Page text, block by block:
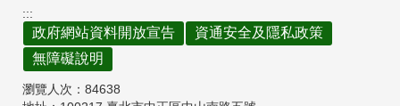
:::
政府網站資料開放宣告
資通安全及隱私政策
無障礙說明
瀏覽人次： 84638